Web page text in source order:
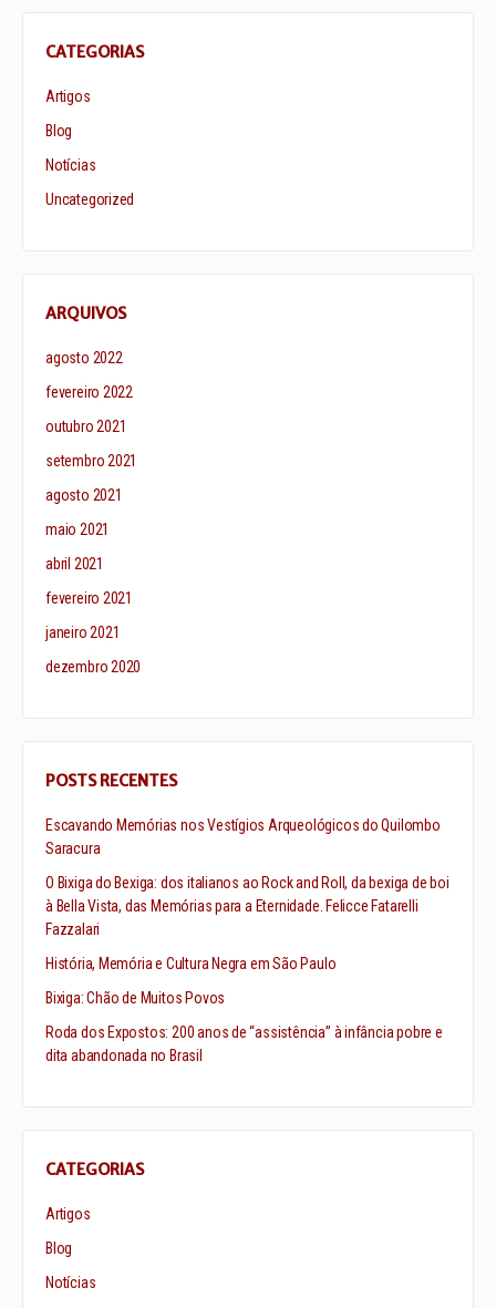
CATEGORIAS
Artigos
Blog
Notícias
Uncategorized
ARQUIVOS
agosto 2022
fevereiro 2022
outubro 2021
setembro 2021
agosto 2021
maio 2021
abril 2021
fevereiro 2021
janeiro 2021
dezembro 2020
POSTS RECENTES
Escavando Memórias nos Vestígios Arqueológicos do Quilombo
Saracura
O Bixiga do Bexiga: dos italianos ao Rock and Roll, da bexiga de boi
à Bella Vista, das Memórias para a Eternidade. Felicce Fatarelli
Fazzalari
História, Memória e Cultura Negra em São Paulo
Bixiga: Chão de Muitos Povos
Roda dos Expostos: 200 anos de “assistência” à infância pobre e
dita abandonada no Brasil
CATEGORIAS
Artigos
Blog
Notícias